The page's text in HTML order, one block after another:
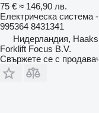
75 € ≈ 146,90 лв.
Електрическа система
995364 8431341
Нидерландия,
Forklift Focus B.V.
Свържете се с